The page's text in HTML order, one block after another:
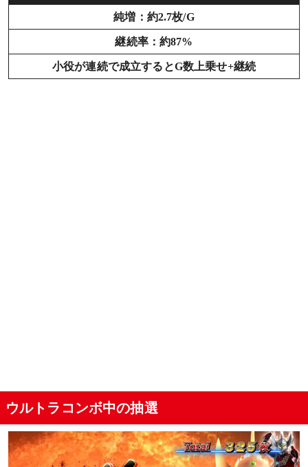
純増：約2.7枚/G
継続率：約87%
小役が連続で成立するとG数上乗せ+継続
ウルトラコンボ中の抽選